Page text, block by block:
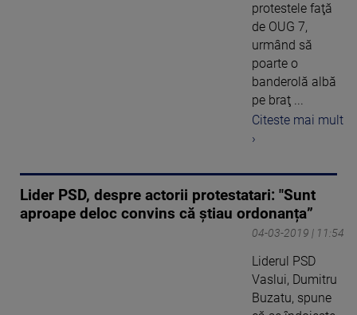
protestele faţă
de OUG 7,
urmând să
poarte o
banderolă albă
pe braţ ...
Citeste mai mult
›
Lider PSD, despre actorii protestatari: "Sunt
aproape deloc convins că știau ordonanța”
04-03-2019 | 11:54
Liderul PSD
Vaslui, Dumitru
Buzatu, spune